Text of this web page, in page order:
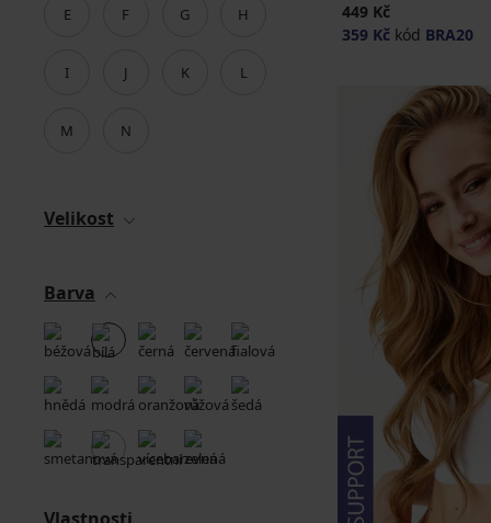
E F G H
I J K L
M N
Velikost
Barva
449 Kč
359 Kč kód BRA20